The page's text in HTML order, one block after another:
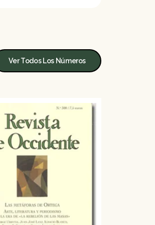
Ver Todos Los Números